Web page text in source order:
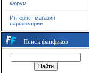
Форум
Интернет магазин
парфюмерии
Поиск фанфиков